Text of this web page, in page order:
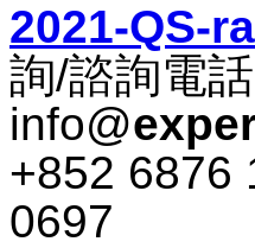
2021-QS-
詢​/​諮​詢​電
info@
+852 6876
0697